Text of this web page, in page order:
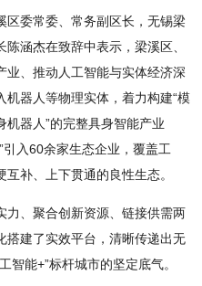
区委常委、常务副区长，无锡梁
涵杰在致辞中表示，梁溪区、
业、推动人工智能与实体经济深
机器人等物理实体，着力构建“模
器人”的完整具身智能产业
入60余家生态企业，覆盖工
补、上下贯通的良性生态。
力、聚合创新资源、链接供需两
搭建了实效平台，清晰传递出无
智能+”标杆城市的坚定底气。